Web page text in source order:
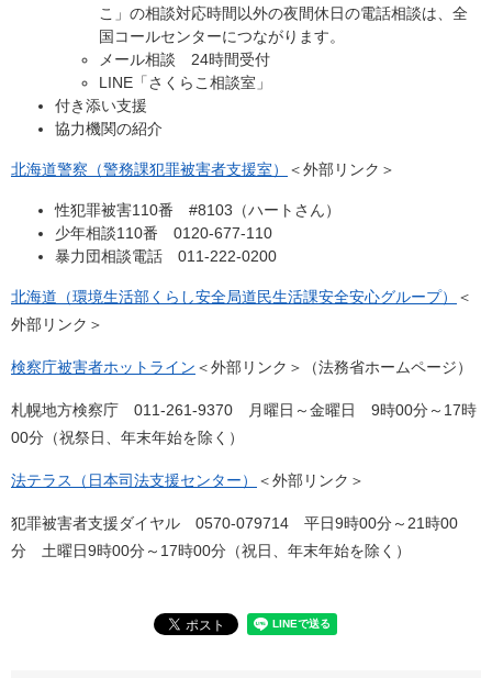
こ」の相談対応時間以外の夜間休日の電話相談は、全
国コールセンターにつながります。
メール相談 24時間受付
LINE「さくらこ相談室」
付き添い支援
協力機関の紹介
北海道警察（警務課犯罪被害者支援室） ＜外部リンク＞
性犯罪被害110番 #8103（ハートさん）
少年相談110番 0120-677-110
暴力団相談電話 011-222-0200
北海道（環境生活部くらし安全局道民生活課安全安心グループ）
＜
外部リンク＞
検察庁被害者ホットライン ＜外部リンク＞ （法務省ホームページ）
札幌地方検察庁 011-261-9370 月曜日～金曜日 9時00分～17時
00分（祝祭日、年末年始を除く）
法テラス（日本司法支援センター） ＜外部リンク＞
犯罪被害者支援ダイヤル 0570-079714 平日9時00分～21時00
分 土曜日9時00分～17時00分（祝日、年末年始を除く）